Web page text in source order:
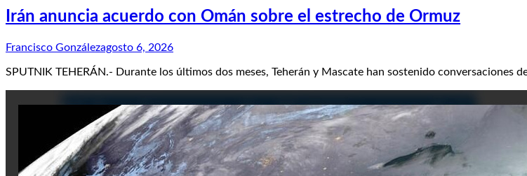
Irán anuncia acuerdo con Omán sobre el estrecho de Ormuz
Francisco Gonzálezagosto 6, 2026
SPUTNIK TEHERÁN.- Durante los últimos dos meses, Teherán y Mascate han sostenido conversaciones